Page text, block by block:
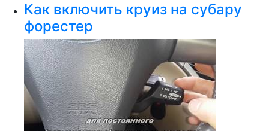
Как включить круиз на субару
форестер